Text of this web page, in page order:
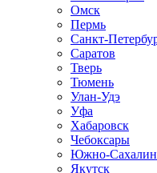
Омск
Пермь
Санкт-
Саратов
Тверь
Тюмень
Улан-Удэ
Уфа
Хабаровск
Чебоксары
Южно-
Якутск